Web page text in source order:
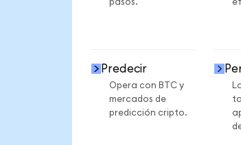
pasos.
Predecir
Opera con BTC y
mercados de
predicción cripto.